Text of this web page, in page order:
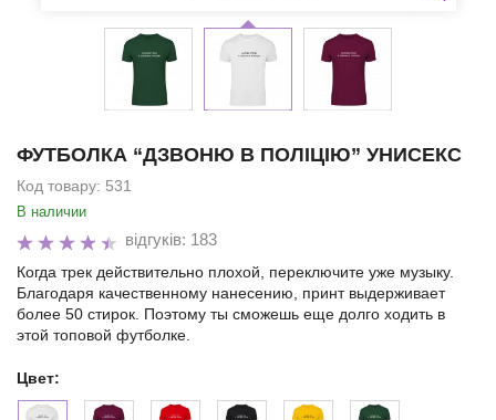
ФУТБОЛКА “ДЗВОНЮ В ПОЛІЦІЮ” УНИСЕКС
Код товару: 531
В наличии
відгуків: 183
Когда трек действительно плохой, переключите уже музыку.
Благодаря качественному нанесению, принт выдерживает
более 50 стирок. Поэтому ты сможешь еще долго ходить в
этой топовой футболке.
Цвет: